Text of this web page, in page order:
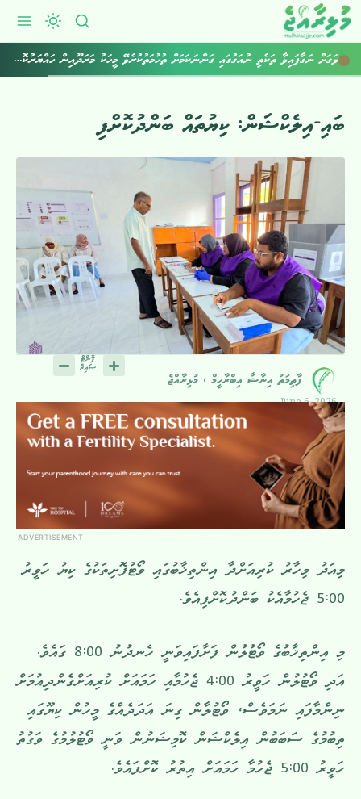
ވަގަށް ނަގާފައިވާ ތަކެތި ނުއަގުގައި ގަންނަކަމަށް ތުހުމަތުކުރެވޭ މީހަކު މަރަދޫއިން ހައްޔަރުކޮށްފި
ބައި-އިލެކްޝަން: ކިޔުތައް ބަންދުކޮށްފި
ފާތިމަތު އިނާޝާ އިބްރާހީމް ، މުޅިރާއްޖެ
June 6, 2026
ADVERTISEMENT
މިއަދު މިހާރު ކުރިއަށްދާ އިންތިޚާބުގައި ވޯޓުފޮޮށިތަކުގެ ކިޔު ހަވީރު
5:00 ޖެހުމާއެކު ބަންދުކޮށްފިއެވެ.
މި އިންތިޚާބުގެ ވޯޓުލުން ފަށާފައިވަނީ ހެނދުނު 8:00 ގައެވެ.
އަދި ވޯޓުލުން ހަވީރު 4:00 ޖެހުމާއި ހަމައަށް ކުރިއަށްގެންދިއުމަށް
ނިންމާފައި ނަމަވެސް، ވޯޓުލާން ގިނަ އަދަދެއްގެ މީހުން ކިޔޫގައި
ތިބުމުގެ ސަބަބުން އިލެކްޝަން ކޮމިޝަނުން ވަނީ ވޯޓުލުމުގެ ވަގުތު
ހަވީރު 5:00 ޖެހުމާ ހަމައަށް އިތުރު ކޮށްފައެވެ.